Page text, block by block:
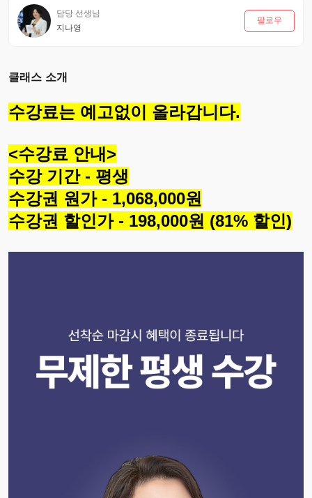
담당 선생님
지나영
팔로우
클래스 소개
수강료는 예고없이 올라갑니다.
<수강료 안내>
수강 기간 - 평생
수강권 원가 - 1,068,000원
수강권 할인가 - 198,000원 (81% 할인)